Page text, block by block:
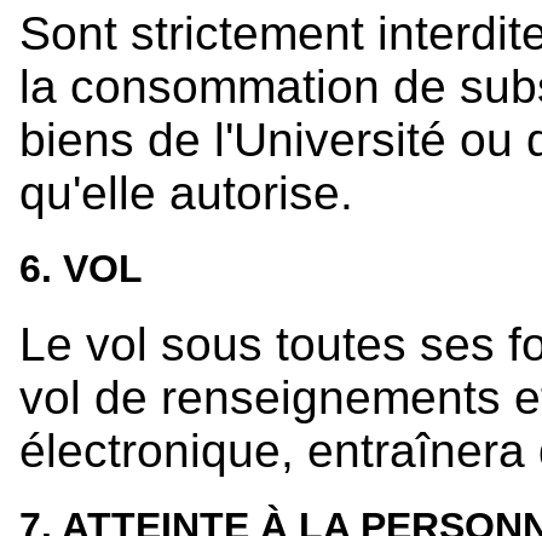
Sont strictement
la consommation de
biens de l'Université ou
qu'elle autorise.
6. VOL
Le vol sous toutes ses
vol de renseignements
électronique,
7. ATTEINTE À LA